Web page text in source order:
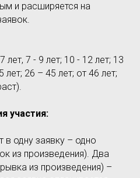
и расширяется на
лет, 7 - 9 лет; 10 - 12 лет; 13
лет; 26 – 45 лет; от 46 лет;
участия:
в одну заявку – одно
из произведения). Два
из произведения) –